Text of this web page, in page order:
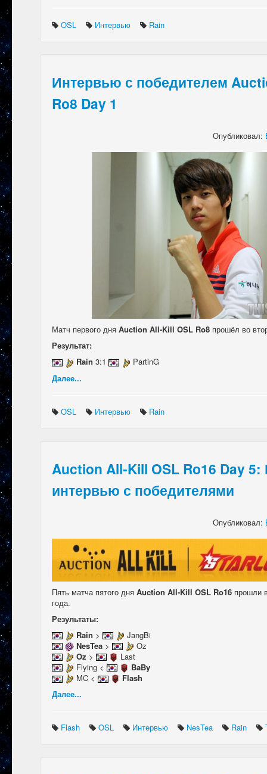
OSL Интервью Rain
Интервью с победителем
Ro8 Day 1
Опубликовал:
Матч первого дня Auction All-Kill OSL Ro8 прошёл во
Результат:
Rain 3:1
PartinG
Далее...
OSL Интервью Rain
Auction All-Kill OSL Ro16 Day 5:
интервью с победителями
Опубликовал:
Пять матча пятого дня Auction All-Kill OSL Ro16 прошли
года.
Результаты:
Rain >
JangBi
NesTea >
Oz
Oz >
Last
Flying <
BaBy
MC <
Flash
Далее...
Flash OSL Интервью NesTea Rain